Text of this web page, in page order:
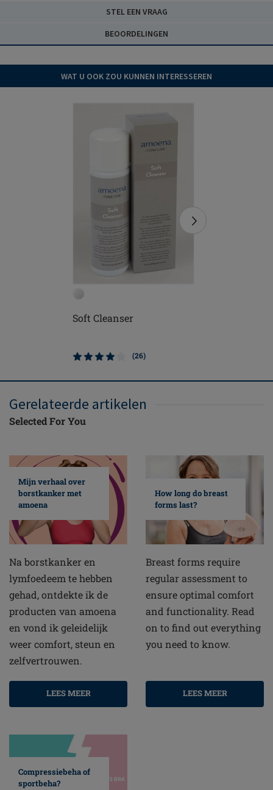
STEL EEN VRAAG
BEOORDELINGEN
WAT U OOK ZOU KUNNEN INTERESSEREN
Soft Cleanser
(26)
Gerelateerde artikelen
Selected For You
Mijn verhaal over
borstkanker met
amoena
Na borstkanker en
lymfoedeem te hebben
gehad, ontdekte ik de
producten van amoena
en vond ik geleidelijk
weer comfort, steun en
zelfvertrouwen.
LEES MEER
How long do breast
forms last?
Breast forms require
regular assessment to
ensure optimal comfort
and functionality. Read
on to find out everything
you need to know.
LEES MEER
Compressiebeha of
sportbeha?